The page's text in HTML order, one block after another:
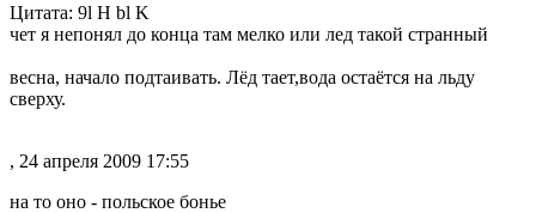
Цитата: 9l H bl K
чет я непонял до конца там мелко или лед такой странный
весна, начало подтаивать. Лёд тает,вода остаётся на льду
сверху.
, 24 апреля 2009 17:55
на то оно - польское бонье